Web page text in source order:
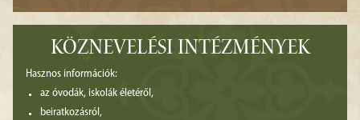
KÖZNEVELÉSI INTÉZMÉNYEK
Hasznos információk:
az óvodák, iskolák életéről,
beiratkozásról,